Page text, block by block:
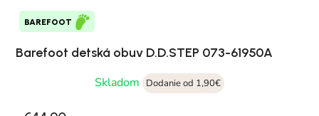
BAREFOOT
Barefoot detská obuv D.D.STEP 073-61950A
Skladom
Dodanie od 1,90€